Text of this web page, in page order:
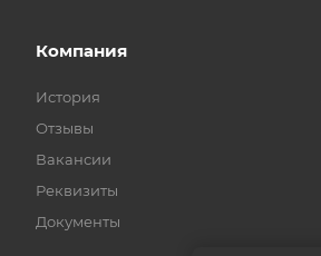
Компания
История
Отзывы
Вакансии
Реквизиты
Документы